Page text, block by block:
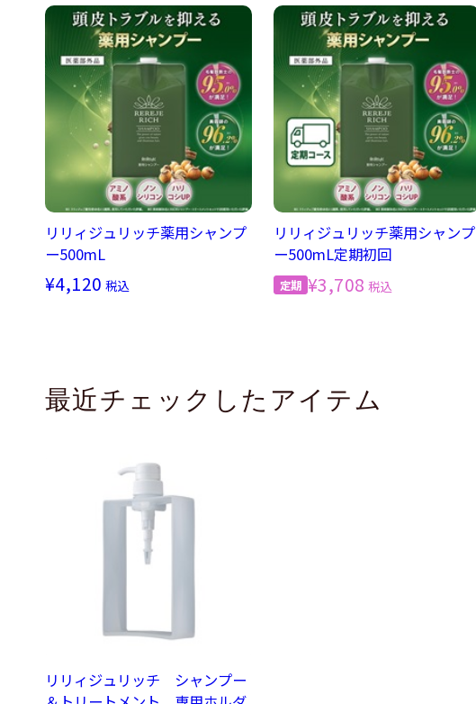
リリィジュリッチ薬用シャンプ
ー500mL
¥4,120 税込
リリィジュリッチ薬用シャンプ
ー500mL定期初回
¥3,708 税込
最近チェックしたアイテム
リリィジュリッチ シャンプー